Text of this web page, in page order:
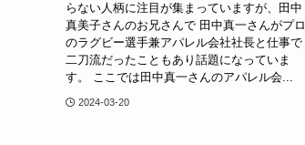
らない人柄に注目が集まっていますが、田中
真美子さんのお兄さんで 田中真一さんがプロ
のラグビー選手兼アパレル会社社長と仕事で
二刀流だったこともあり話題になっていま
す。 ここでは田中真一さんのアパレル会...
2024-03-20